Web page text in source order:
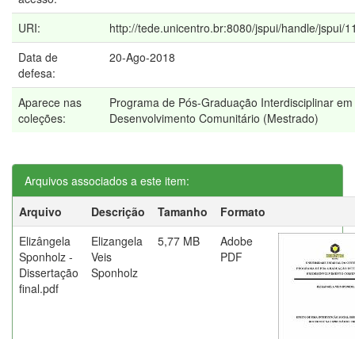
URI:
http://tede.unicentro.br:8080/jspui/handle/jspui/
Data de
defesa:
20-Ago-2018
Aparece nas
coleções:
Programa de Pós-Graduação Interdisciplinar em
Desenvolvimento Comunitário (Mestrado)
Arquivos associados a este item:
Arquivo
Descrição Tamanho
Formato
Elizângela
Sponholz -
Dissertação
final.pdf
Elizangela
Veis
Sponholz
5,77 MB
Adobe
PDF